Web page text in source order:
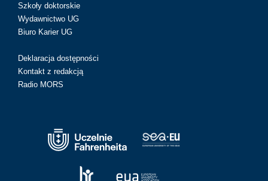
Szkoły doktorskie
Wydawnictwo UG
Biuro Karier UG
Deklaracja dostępności
Kontakt z redakcją
Radio MORS